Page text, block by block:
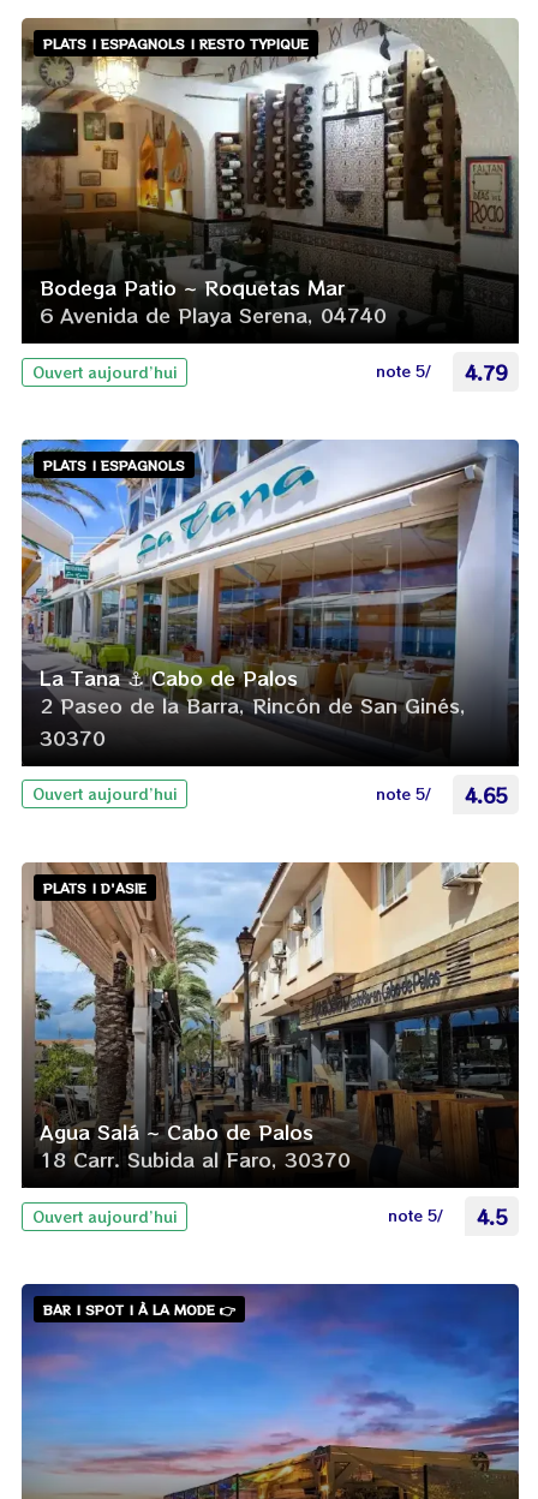
BAR | SPOT | À LA MODE 👉
PLATS | ESPAGNOLS | RESTO TYPIQUE
Bodega Patio ~ Roquetas Mar
6 Avenida de Playa Serena, 04740
Ouvert aujourd’hui note 5/ 4.79
PLATS | ESPAGNOLS
La Tana ⚓ Cabo de Palos
2 Paseo de la Barra, Rincón de San Ginés,
30370
Ouvert aujourd’hui note 5/ 4.65
PLATS | D'ASIE
Agua Salá ~ Cabo de Palos
18 Carr. Subida al Faro, 30370
Ouvert aujourd’hui note 5/ 4.5